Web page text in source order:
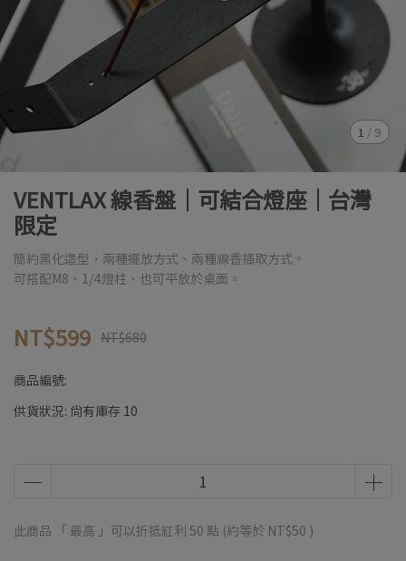
1 / 9
VENTLAX 線香盤｜可結合燈座｜台灣
限定
簡約黑化造型，兩種擺放方式、兩種線香插取方式。
可搭配M8、1/4燈柱、也可平放於桌面。
NT$599 NT$680
商品編號:
供貨狀況: 尚有庫存 10
此商品 「 最高 」可以折抵紅利 50 點 (約等於 NT$50 )